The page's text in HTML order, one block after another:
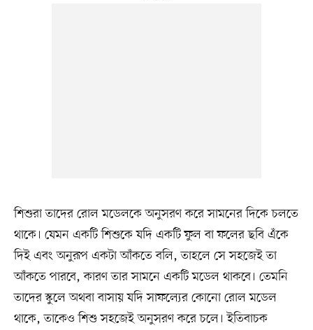
শিশুরা তাদের রোল মডেলকে অনুসরণ করে সামনের দিকে চলতে
থাকে। যেমন একটি শিশুকে যদি একটি ফুল বা ফলের ছবি এঁকে
দিই এবং অনুরূপ একটা আঁকতে বলি, তাহলে সে সহজেই তা
আঁকতে পারবে, কারণ তার সামনে একটি মডেল থাকবে। তেমনি
তাদের স্কুলে অথবা বাসায় যদি সাফল্যের কোনো রোল মডেল
থাকে, তাকেও শিশু সহজেই অনুসরণ করে চলে। ইতিবাচক